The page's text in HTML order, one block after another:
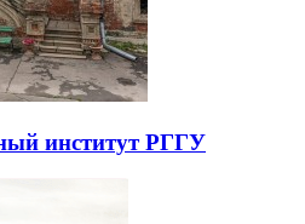
институт РГГУ